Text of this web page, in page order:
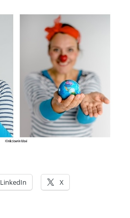
LinkedIn X